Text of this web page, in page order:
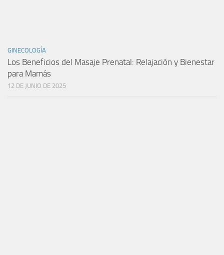
GINECOLOGÍA
Los Beneficios del Masaje Prenatal: Relajación y Bienestar
para Mamás
12 DE JUNIO DE 2025